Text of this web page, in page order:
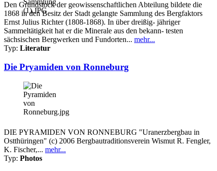
Den Grundstock der geowissenschaftlichen Abteilung bildete die
1868 in den Besitz der Stadt gelangte Sammlung des Bergfaktors
Ernst Julius Richter (1808-1868). In über dreißig- jähriger
Sammeltätigkeit hat er die Minerale aus den bekann- testen
sächsischen Bergwerken und Fundorten... mehr...
Typ: Literatur
Die Pryamiden von Ronneburg
DIE PYRAMIDEN VON RONNEBURG "Uranerzbergbau in
Ostthüringen" (c) 2006 Bergbautraditionsverein Wismut R. Fengler,
K. Fischer,... mehr...
Typ: Photos